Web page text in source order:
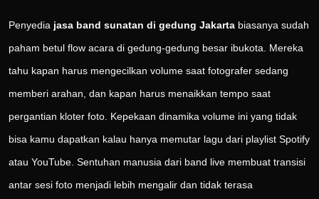
Penyedia jasa band sunatan di gedung Jakarta biasanya sudah
paham betul flow acara di gedung-gedung besar ibukota. Mereka
tahu kapan harus mengecilkan volume saat fotografer sedang
memberi arahan, dan kapan harus menaikkan tempo saat
pergantian kloter foto. Kepekaan dinamika volume ini yang tidak
bisa kamu dapatkan kalau hanya memutar lagu dari playlist Spotify
atau YouTube. Sentuhan manusia dari band live membuat transisi
antar sesi foto menjadi lebih mengalir dan tidak terasa